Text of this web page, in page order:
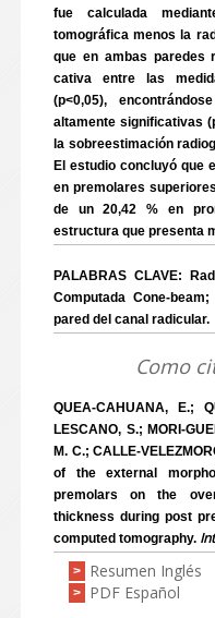
fue calculada
tomográfica menos la
que en ambas paredes
cativa entre las
(p<0,05),
altamente significativas
la sobreestimación
El estudio concluyó que
en premolares
de un 20,42 % en
estructura que presenta
PALABRAS CLAVE:
Computada Cone-
pared del canal radicular.
Como
QUEA-CAHUANA, E.;
LESCANO, S.; MORI-
M. C.; CALLE-
of the external
premolars on the
thickness during post
computed tomography.
> Resumen Inglés
> PDF Español